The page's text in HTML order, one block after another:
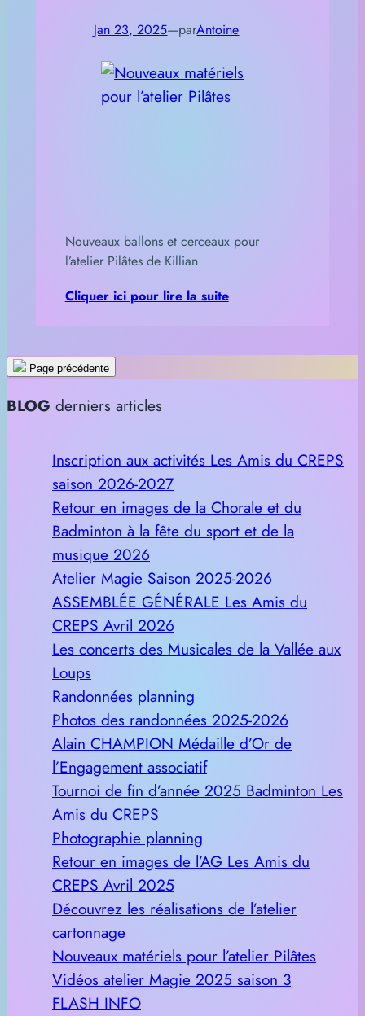
Jan 23, 2025—parAntoine
Nouveaux ballons et cerceaux pour
l’atelier Pilâtes de Killian
Cliquer ici pour lire la suite
Page précédente
BLOG derniers articles
Inscription aux activités Les Amis du CREPS
saison 2026-2027
Retour en images de la Chorale et du
Badminton à la fête du sport et de la
musique 2026
Atelier Magie Saison 2025-2026
ASSEMBLÉE GÉNÉRALE Les Amis du
CREPS Avril 2026
Les concerts des Musicales de la Vallée aux
Loups
Randonnées planning
Photos des randonnées 2025-2026
Alain CHAMPION Médaille d’Or de
l’Engagement associatif
Tournoi de fin d’année 2025 Badminton Les
Amis du CREPS
Photographie planning
Retour en images de l’AG Les Amis du
CREPS Avril 2025
Découvrez les réalisations de l’atelier
cartonnage
Nouveaux matériels pour l’atelier Pilâtes
Vidéos atelier Magie 2025 saison 3
FLASH INFO